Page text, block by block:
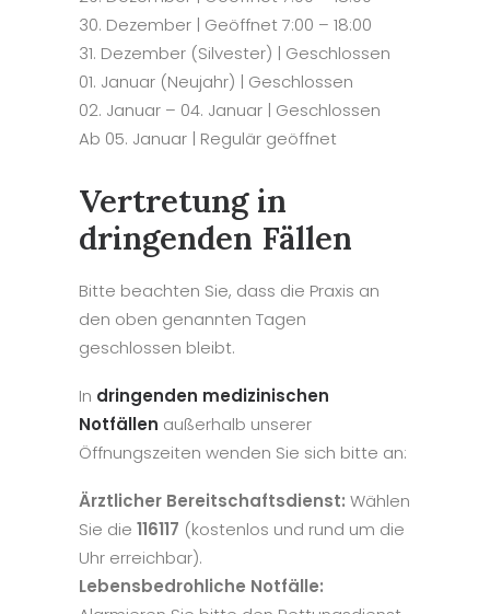
30. Dezember | Geöffnet 7:00 – 18:00
31. Dezember (Silvester) | Geschlossen
01. Januar (Neujahr) | Geschlossen
02. Januar – 04. Januar | Geschlossen
Ab 05. Januar | Regulär geöffnet
Vertretung in
dringenden Fällen
Bitte beachten Sie, dass die Praxis an
den oben genannten Tagen
geschlossen bleibt.
In dringenden medizinischen
Notfällen außerhalb unserer
Öffnungszeiten wenden Sie sich bitte an:
Ärztlicher Bereitschaftsdienst: Wählen
Sie die 116117 (kostenlos und rund um die
Uhr erreichbar).
Lebensbedrohliche Notfälle: